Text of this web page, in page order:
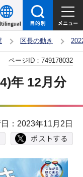
区長の動き
年 12月分
ページID： 749178032
：2023年11月2日